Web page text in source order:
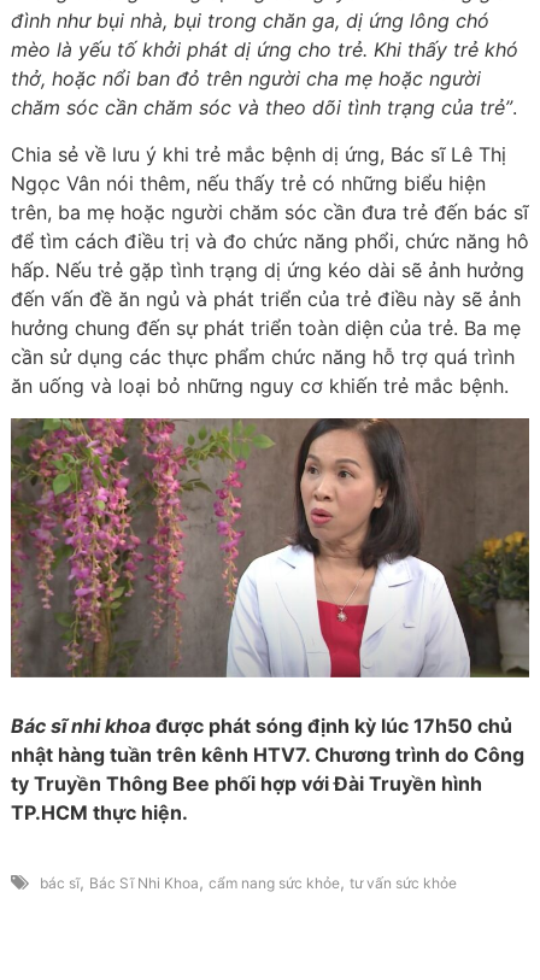
đình như bụi nhà, bụi trong chăn ga, dị ứng lông chó
mèo là yếu tố khởi phát dị ứng cho trẻ. Khi thấy trẻ khó
thở, hoặc nổi ban đỏ trên người cha mẹ hoặc người
chăm sóc cần chăm sóc và theo dõi tình trạng của trẻ”.
Chia sẻ về lưu ý khi trẻ mắc bệnh dị ứng, Bác sĩ Lê Thị
Ngọc Vân nói thêm, nếu thấy trẻ có những biểu hiện
trên, ba mẹ hoặc người chăm sóc cần đưa trẻ đến bác sĩ
để tìm cách điều trị và đo chức năng phổi, chức năng hô
hấp. Nếu trẻ gặp tình trạng dị ứng kéo dài sẽ ảnh hưởng
đến vấn đề ăn ngủ và phát triển của trẻ điều này sẽ ảnh
hưởng chung đến sự phát triển toàn diện của trẻ. Ba mẹ
cần sử dụng các thực phẩm chức năng hỗ trợ quá trình
ăn uống và loại bỏ những nguy cơ khiến trẻ mắc bệnh.
Bác sĩ nhi khoa được phát sóng định kỳ lúc 17h50 chủ
nhật hàng tuần trên kênh HTV7. Chương trình do Công
ty Truyền Thông Bee phối hợp với Đài Truyền hình
TP.HCM thực hiện.
bác sĩ, Bác Sĩ Nhi Khoa , cẩm nang sức khỏe, tư vấn sức khỏe